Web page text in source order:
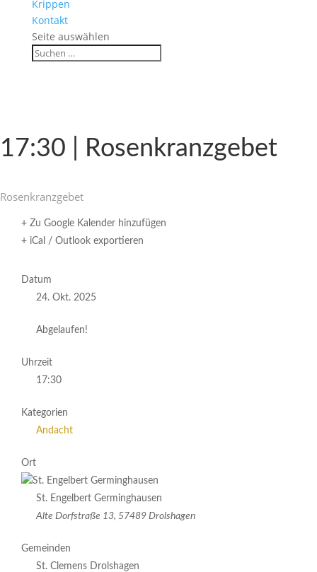
Krippen
Kontakt
Seite auswählen
17:30 | Rosenkranzgebet
Rosen­kranz­gebet
+ Zu Google Kalender hinzufügen
+ iCal / Outlook exportieren
Datum
24. Okt. 2025
Abgelaufen!
Uhrzeit
17:30
Kategorien
Andacht
Ort
St. Engelbert Germinghausen
Alte Dorfstraße 13, 57489 Drolshagen
Gemeinden
St. Clemens Drolshagen